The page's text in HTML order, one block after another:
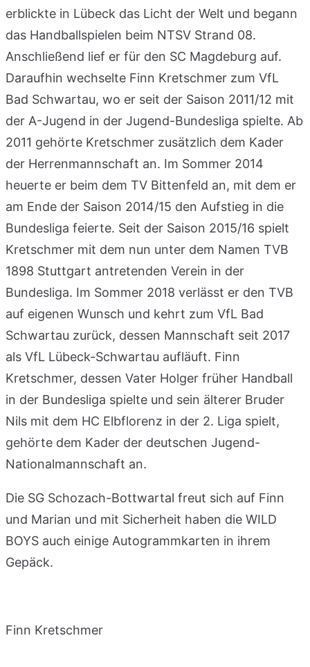
erblickte in Lübeck das Licht der Welt und begann
das Handballspielen beim NTSV Strand 08.
Anschließend lief er für den SC Magdeburg auf.
Daraufhin wechselte Finn Kretschmer zum VfL
Bad Schwartau, wo er seit der Saison 2011/12 mit
der A-Jugend in der Jugend-Bundesliga spielte. Ab
2011 gehörte Kretschmer zusätzlich dem Kader
der Herrenmannschaft an. Im Sommer 2014
heuerte er beim dem TV Bittenfeld an, mit dem er
am Ende der Saison 2014/15 den Aufstieg in die
Bundesliga feierte. Seit der Saison 2015/16 spielt
Kretschmer mit dem nun unter dem Namen TVB
1898 Stuttgart antretenden Verein in der
Bundesliga. Im Sommer 2018 verlässt er den TVB
auf eigenen Wunsch und kehrt zum VfL Bad
Schwartau zurück, dessen Mannschaft seit 2017
als VfL Lübeck-Schwartau aufläuft. Finn
Kretschmer, dessen Vater Holger früher Handball
in der Bundesliga spielte und sein älterer Bruder
Nils mit dem HC Elbflorenz in der 2. Liga spielt,
gehörte dem Kader der deutschen Jugend-
Nationalmannschaft an.
Die SG Schozach-Bottwartal freut sich auf Finn
und Marian und mit Sicherheit haben die WILD
BOYS auch einige Autogrammkarten in ihrem
Gepäck.
Finn Kretschmer